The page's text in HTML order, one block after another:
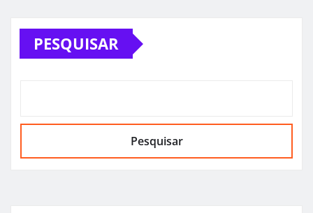
PESQUISAR
Pesquisar